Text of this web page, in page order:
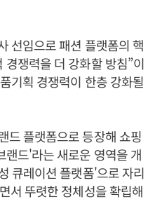
선임으로 패션 플랫폼의 핵
쟁력을 더 강화할 방침”이
기획 경쟁력이 한층 강화될
드 플랫폼으로 등장해 쇼핑
드'라는 새로운 영역을 개
큐레이션 플랫폼'으로 자리
서 뚜렷한 정체성을 확립해